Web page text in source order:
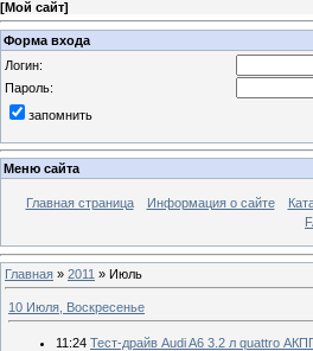
[Мой сайт]
Форма входа
Логин:
Пароль:
запомнить
Меню сайта
Главная страница Информация о сайте
Главная » 2011 » Июль
10 Июля, Воскресенье
11:24 Тест-драйв Audi A6 3.2 л quattro